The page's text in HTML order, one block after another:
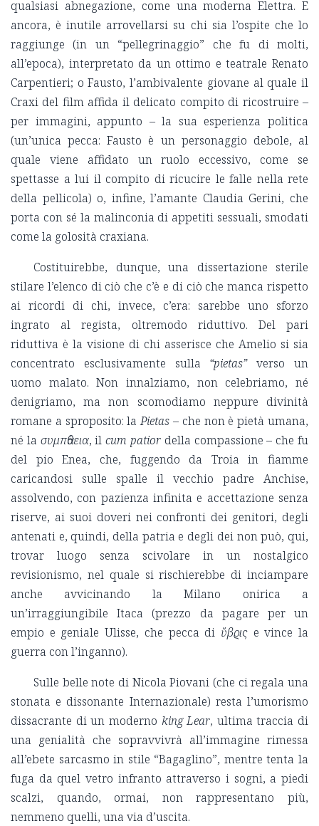
qualsiasi abnegazione, come una moderna Elettra. E
ancora, è inutile arrovellarsi su chi sia l’ospite che lo
raggiunge (in un “pellegrinaggio” che fu di molti,
all’epoca), interpretato da un ottimo e teatrale Renato
Carpentieri; o Fausto, l’ambivalente giovane al quale il
Craxi del film affida il delicato compito di ricostruire –
per immagini, appunto – la sua esperienza politica
(un’unica pecca: Fausto è un personaggio debole, al
quale viene affidato un ruolo eccessivo, come se
spettasse a lui il compito di ricucire le falle nella rete
della pellicola) o, infine, l’amante Claudia Gerini, che
porta con sé la malinconia di appetiti sessuali, smodati
come la golosità craxiana.
Costituirebbe, dunque, una dissertazione sterile
stilare l’elenco di ciò che c’è e di ciò che manca rispetto
ai ricordi di chi, invece, c’era: sarebbe uno sforzo
ingrato al regista, oltremodo riduttivo. Del pari
riduttiva è la visione di chi asserisce che Amelio si sia
concentrato esclusivamente sulla “pietas”verso un
uomo malato. Non innalziamo, non celebriamo, né
denigriamo, ma non scomodiamo neppure divinità
romane a sproposito: laPietas – che non è pietà umana,
né la συμπἀθεια, ilcum patior della compassione – che fu
del pio Enea, che, fuggendo da Troia in fiamme
caricandosi sulle spalle il vecchio padre Anchise,
assolvendo, con pazienza infinita e accettazione senza
riserve, ai suoi doveri nei confronti dei genitori, degli
antenati e, quindi, della patria e degli dei non può, qui,
trovar luogo senza scivolare in un nostalgico
revisionismo, nel quale si rischierebbe di inciampare
anche avvicinando la Milano onirica a
un’irraggiungibile Itaca (prezzo da pagare per un
empio e geniale Ulisse, che pecca di ὕβϱιςe vince la
guerra con l’inganno).
Sulle belle note di Nicola Piovani (che ci regala una
stonata e dissonante Internazionale) resta l’umorismo
dissacrante di un moderno king Lear, ultima traccia di
una genialità che sopravvivrà all’immagine rimessa
all’ebete sarcasmo in stile “Bagaglino”, mentre tenta la
fuga da quel vetro infranto attraverso i sogni, a piedi
scalzi, quando, ormai, non rappresentano più,
nemmeno quelli, una via d’uscita.